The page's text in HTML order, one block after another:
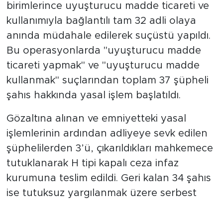
birimlerince uyuşturucu madde ticareti ve
kullanımıyla bağlantılı tam 32 adli olaya
anında müdahale edilerek suçüstü yapıldı.
Bu operasyonlarda "uyuşturucu madde
ticareti yapmak" ve "uyuşturucu madde
kullanmak" suçlarından toplam 37 şüpheli
şahıs hakkında yasal işlem başlatıldı.
Gözaltına alınan ve emniyetteki yasal
işlemlerinin ardından adliyeye sevk edilen
şüphelilerden 3’ü, çıkarıldıkları mahkemece
tutuklanarak H tipi kapalı ceza infaz
kurumuna teslim edildi. Geri kalan 34 şahıs
ise tutuksuz yargılanmak üzere serbest